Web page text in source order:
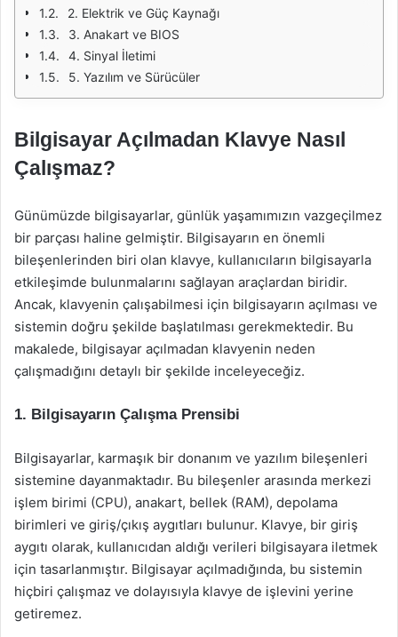
2. Elektrik ve Güç Kaynağı
3. Anakart ve BIOS
4. Sinyal İletimi
5. Yazılım ve Sürücüler
Bilgisayar Açılmadan Klavye Nasıl
Çalışmaz?
Günümüzde bilgisayarlar, günlük yaşamımızın vazgeçilmez
bir parçası haline gelmiştir. Bilgisayarın en önemli
bileşenlerinden biri olan klavye, kullanıcıların bilgisayarla
etkileşimde bulunmalarını sağlayan araçlardan biridir.
Ancak, klavyenin çalışabilmesi için bilgisayarın açılması ve
sistemin doğru şekilde başlatılması gerekmektedir. Bu
makalede, bilgisayar açılmadan klavyenin neden
çalışmadığını detaylı bir şekilde inceleyeceğiz.
1. Bilgisayarın Çalışma Prensibi
Bilgisayarlar, karmaşık bir donanım ve yazılım bileşenleri
sistemine dayanmaktadır. Bu bileşenler arasında merkezi
işlem birimi (CPU), anakart, bellek (RAM), depolama
birimleri ve giriş/çıkış aygıtları bulunur. Klavye, bir giriş
aygıtı olarak, kullanıcıdan aldığı verileri bilgisayara iletmek
için tasarlanmıştır. Bilgisayar açılmadığında, bu sistemin
hiçbiri çalışmaz ve dolayısıyla klavye de işlevini yerine
getiremez.